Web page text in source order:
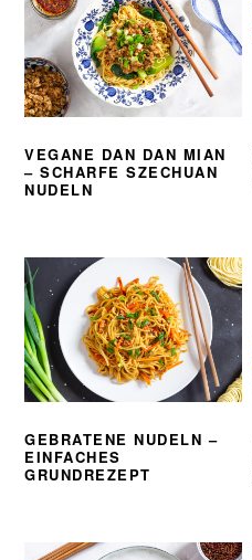
VEGANE DAN DAN MIAN
– SCHARFE SZECHUAN
NUDELN
GEBRATENE NUDELN –
EINFACHES
GRUNDREZEPT